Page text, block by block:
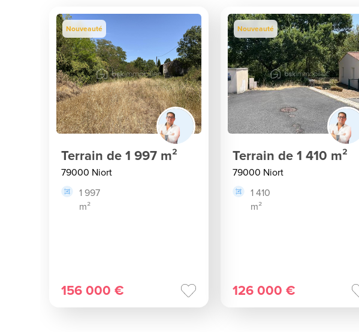
Nouveauté
Terrain de 1 997 m²
79000 Niort
1 997
m²
156 000 €
Nouveauté
Terrain de 1 410 m²
79000 Niort
1 410
m²
126 000 €